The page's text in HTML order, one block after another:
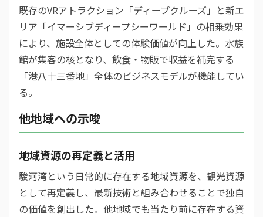
既存のVRアトラクション「ディープクルーズ」と新エ
リア「イマーシブディープシーワールド」の相乗効果
により、施設全体としての体験価値が向上した。水族
館が集客の核となり、飲食・物販で収益を補完する
「港八十三番地」全体のビジネスモデルが機能してい
る。
他地域への示唆
地域資源の再定義と活用
駿河湾という日常的に存在する地域資源を、観光資源
として再定義し、最新技術と組み合わせることで独自
の価値を創出した。他地域でも当たり前に存在する資